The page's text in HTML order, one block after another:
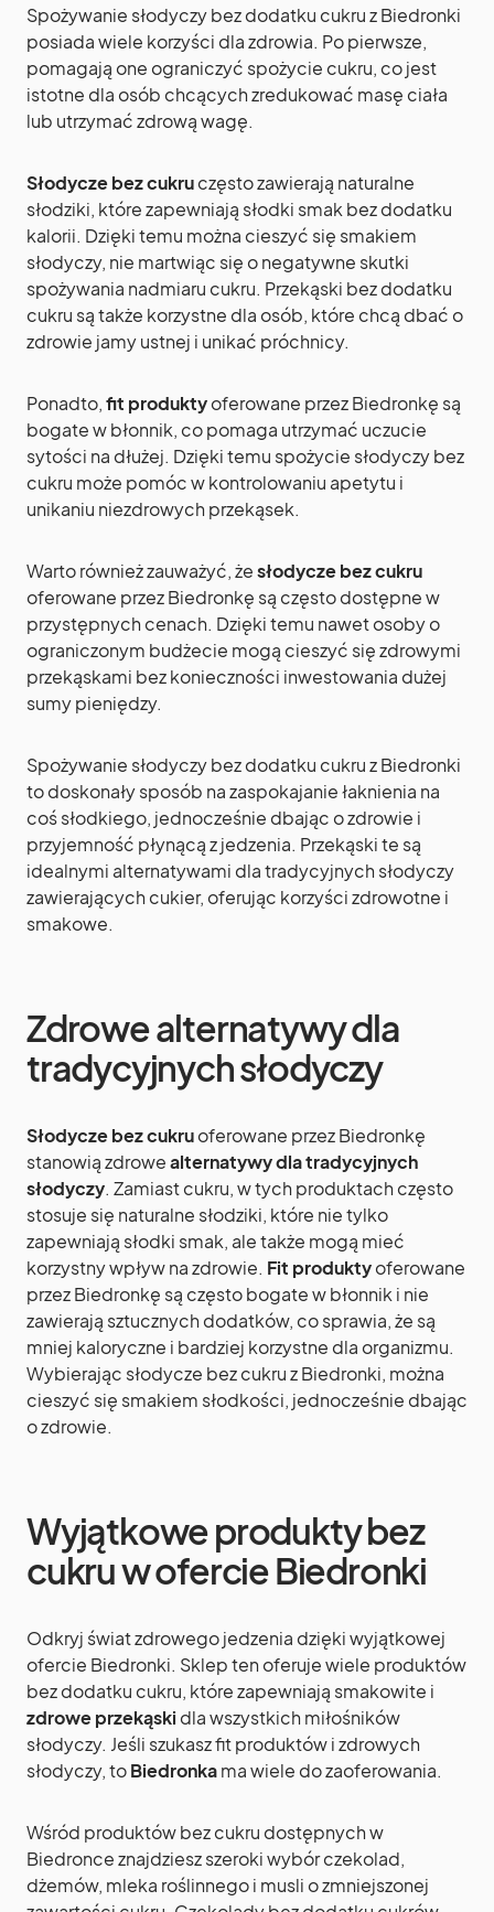
Spożywanie słodyczy bez dodatku cukru z Biedronki
posiada wiele korzyści dla zdrowia. Po pierwsze,
pomagają one ograniczyć spożycie cukru, co jest
istotne dla osób chcących zredukować masę ciała
lub utrzymać zdrową wagę.
Słodycze bez cukruczęsto zawierają naturalne
słodziki, które zapewniają słodki smak bez dodatku
kalorii. Dzięki temu można cieszyć się smakiem
słodyczy, nie martwiąc się o negatywne skutki
spożywania nadmiaru cukru. Przekąski bez dodatku
cukru są także korzystne dla osób, które chcą dbać o
zdrowie jamy ustnej i unikać próchnicy.
Ponadto,fit produktyoferowane przez Biedronkę są
bogate w błonnik, co pomaga utrzymać uczucie
sytości na dłużej. Dzięki temu spożycie słodyczy bez
cukru może pomóc w kontrolowaniu apetytu i
unikaniu niezdrowych przekąsek.
Warto również zauważyć, żesłodycze bez cukru
oferowane przez Biedronkę są często dostępne w
przystępnych cenach. Dzięki temu nawet osoby o
ograniczonym budżecie mogą cieszyć się zdrowymi
przekąskami bez konieczności inwestowania dużej
sumy pieniędzy.
Spożywanie słodyczy bez dodatku cukru z Biedronki
to doskonały sposób na zaspokajanie łaknienia na
coś słodkiego, jednocześnie dbając o zdrowie i
przyjemność płynącą z jedzenia. Przekąski te są
idealnymi alternatywami dla tradycyjnych słodyczy
zawierających cukier, oferując korzyści zdrowotne i
smakowe.
Zdrowe alternatywy dla
tradycyjnych słodyczy
Słodycze bez cukruoferowane przez Biedronkę
stanowią zdrowealternatywy dla tradycyjnych
słodyczy. Zamiast cukru, w tych produktach często
stosuje się naturalne słodziki, które nie tylko
zapewniają słodki smak, ale także mogą mieć
korzystny wpływ na zdrowie. Fit produktyoferowane
przez Biedronkę są często bogate w błonnik i nie
zawierają sztucznych dodatków, co sprawia, że są
mniej kaloryczne i bardziej korzystne dla organizmu.
Wybierając słodycze bez cukru z Biedronki, można
cieszyć się smakiem słodkości, jednocześnie dbając
o zdrowie.
Wyjątkowe produkty bez
cukru w ofercie Biedronki
Odkryj świat zdrowego jedzenia dzięki wyjątkowej
ofercie Biedronki. Sklep ten oferuje wiele produktów
bez dodatku cukru, które zapewniają smakowite i
zdrowe przekąski dla wszystkich miłośników
słodyczy. Jeśli szukasz fit produktów i zdrowych
słodyczy, toBiedronkama wiele do zaoferowania.
Wśród produktów bez cukru dostępnych w
Biedronce znajdziesz szeroki wybór czekolad,
dżemów, mleka roślinnego i musli o zmniejszonej